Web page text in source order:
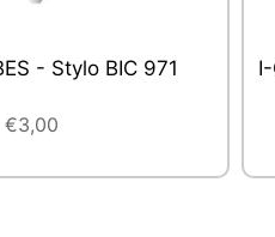
avec protection
€32,00